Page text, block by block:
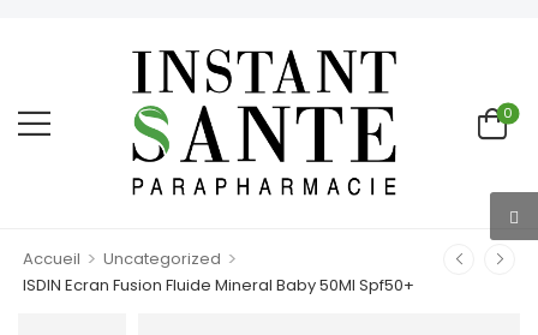
0
Accueil > Uncategorized >
ISDIN Ecran Fusion Fluide Mineral Baby 50Ml Spf50+